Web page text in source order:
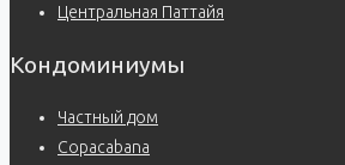
Центральная Паттайя
Кондоминиумы
Частный дом
Copacabana